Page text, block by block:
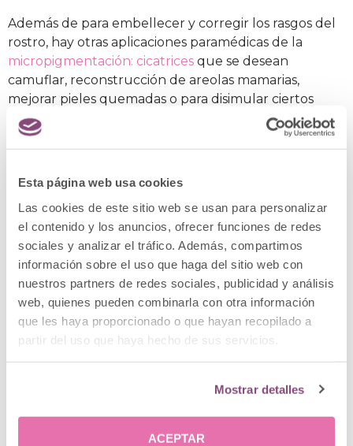
Esta página web usa cookies
Las cookies de este sitio web se usan para personalizar
el contenido y los anuncios, ofrecer funciones de redes
sociales y analizar el tráfico. Además, compartimos
información sobre el uso que haga del sitio web con
nuestros partners de redes sociales, publicidad y análisis
web, quienes pueden combinarla con otra información
que les haya proporcionado o que hayan recopilado a
partir del uso que haya hecho de sus servicios.
Mostrar detalles
ACEPTAR
Además de para embellecer y corregir los rasgos del
rostro, hay otras aplicaciones paramédicas de la
micropigmentación: cicatrices que se desean
camuflar, reconstrucción de areolas mamarias,
mejorar pieles quemadas o para disimular ciertos
tipos de calvicie.
En Clínica Menorca disponemos de
los mejores profesionales expertos en Medicina
encantados de recibirte en su consulta. ¡
visitarnos en una primera cita gratuita